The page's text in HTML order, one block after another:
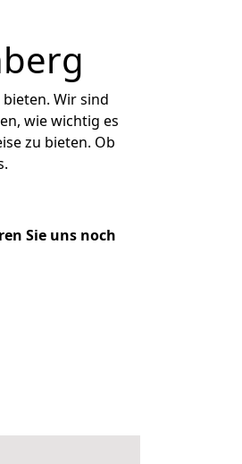
bieten. Wir sind
wie wichtig es
zu bieten. Ob
Sie uns noch